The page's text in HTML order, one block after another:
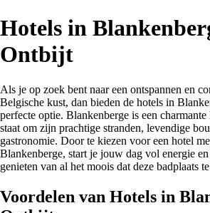
Hotels in
Ontbijt
Als je op zoek bent naar een ontspannen en
Belgische kust, dan bieden de hotels in
perfecte optie. Blankenberge is een
staat om zijn prachtige stranden, levendige
gastronomie. Door te kiezen voor een hotel
Blankenberge, start je jouw dag vol energie
genieten van al het moois dat deze badplaats
Voordelen van Hotels in